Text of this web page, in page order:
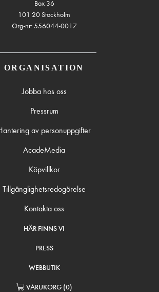
Box 36
101 20 Stockholm
Org-nr: 556044-0017
ORGANISATION
Jobba hos oss
Pressrum
av personuppgifter
AcadeMedia
Köpvillkor
Tillgänglighetsredogörelse
Kontakta oss
HÄR FINNS VI
PRESS
WEBBUTIK
VARUKORG (0)